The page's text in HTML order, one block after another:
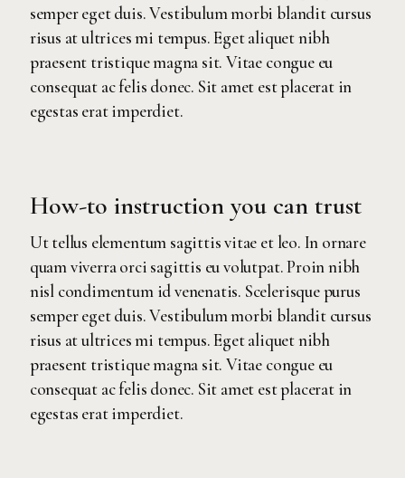
semper eget duis. Vestibulum morbi blandit cursus
risus at ultrices mi tempus. Eget aliquet nibh
praesent tristique magna sit. Vitae congue eu
consequat ac felis donec. Sit amet est placerat in
egestas erat imperdiet.
How-to instruction you can trust
Ut tellus elementum sagittis vitae et leo. In ornare
quam viverra orci sagittis eu volutpat. Proin nibh
nisl condimentum id venenatis. Scelerisque purus
semper eget duis. Vestibulum morbi blandit cursus
risus at ultrices mi tempus. Eget aliquet nibh
praesent tristique magna sit. Vitae congue eu
consequat ac felis donec. Sit amet est placerat in
egestas erat imperdiet.